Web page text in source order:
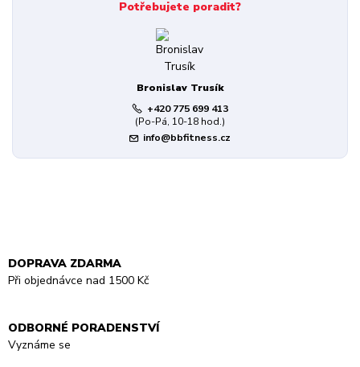
Potřebujete poradit?
Bronislav Trusík
+420 775 699 413
(Po-Pá, 10-18 hod.)
info@bbfitness.cz
DOPRAVA ZDARMA
Při objednávce nad 1500 Kč
ODBORNÉ PORADENSTVÍ
Vyznáme se